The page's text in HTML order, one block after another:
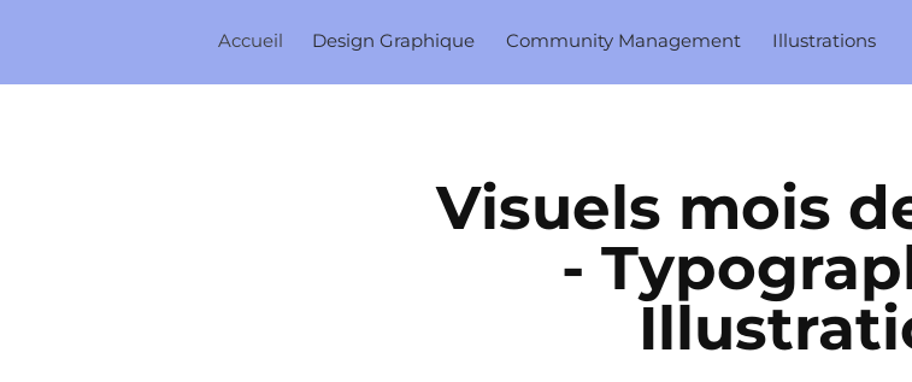
Accueil Design Graphique Community Management Illustrations
Visuels mois
-